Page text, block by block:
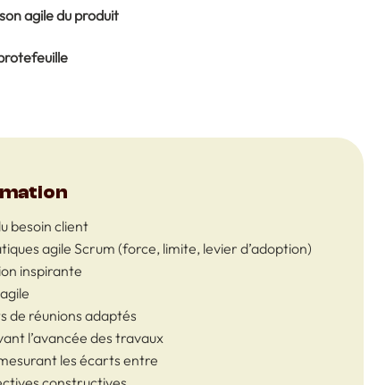
agile du produit
besoin client
agile Scrum (force, limite, levier d’adoption)
inspirante
de réunions adaptés
l’avancée des travaux
les écarts entre